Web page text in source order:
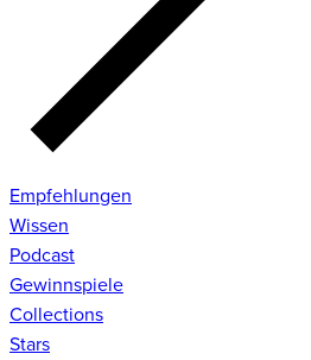
Empfehlungen
Wissen
Podcast
Gewinnspiele
Collections
Stars